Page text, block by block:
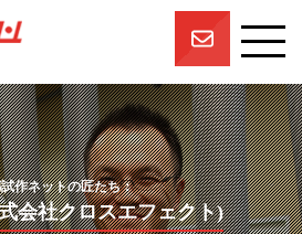
作ネットの匠たち：
会社クロスエフェクト)